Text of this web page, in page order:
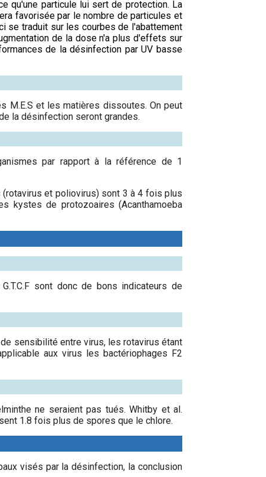
qu'une particule lui sert de protection. La
favorisée par le nombre de particules et
se traduit sur les courbes de l'abattement
de la dose n'a plus d'effets sur
de la désinfection par UV basse
M.E.S et les matières dissoutes. On peut
la désinfection seront grandes.
par rapport à la référence de 1
et poliovirus) sont 3 à 4 fois plus
kystes de protozoaires (Acanthamoeba
sont donc de bons indicateurs de
sensibilité entre virus, les rotavirus étant
aux virus les bactériophages F2
ne seraient pas tués. Whitby et al.
1.8 fois plus de spores que le chlore.
visés par la désinfection, la conclusion